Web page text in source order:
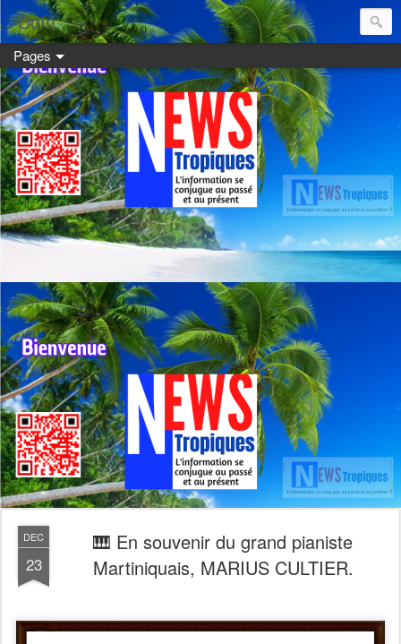
Dom:
Pages
DEC
23
🎹 En souvenir du grand pianiste
Martiniquais, MARIUS CULTIER.